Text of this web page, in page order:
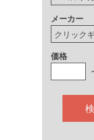
メーカー
価格